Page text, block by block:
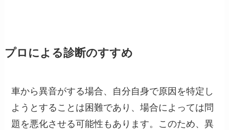
プロによる診断のすすめ
車から異音がする場合、自分自身で原因を特定し
ようとすることは困難であり、場合によっては問
題を悪化させる可能性もあります。このため、異